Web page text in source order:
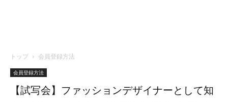
トップ 会員登録方法
会員登録方法
【試写会】ファッションデザイナーとして知